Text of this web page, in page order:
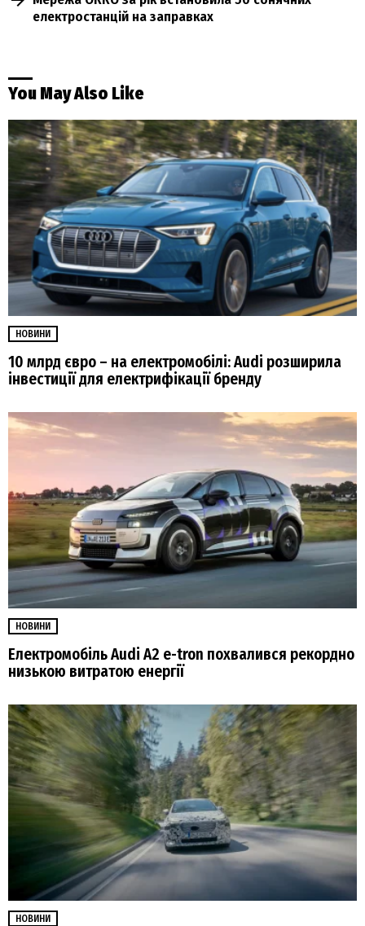
електростанцій на заправках
You May Also Like
НОВИНИ
10 млрд євро – на електромобілі: Audi розширила
інвестиції для електрифікації бренду
НОВИНИ
Електромобіль Audi A2 e-tron похвалився рекордно
низькою витратою енергії
НОВИНИ